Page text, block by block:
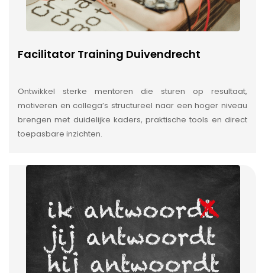
Facilitator Training Duivendrecht
Ontwikkel sterke mentoren die sturen op resultaat,
motiveren en collega’s structureel naar een hoger niveau
brengen met duidelijke kaders, praktische tools en direct
toepasbare inzichten.